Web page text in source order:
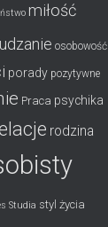
miłość
osobowość
porady pozytywne
Praca psychika
rodzina
Studia styl życia